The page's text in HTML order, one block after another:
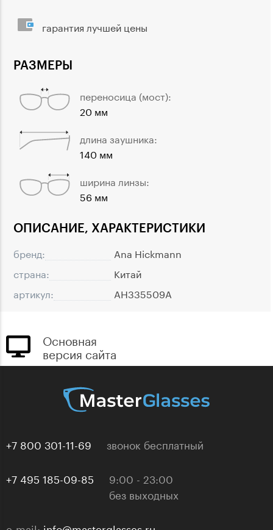
ОПИСАНИЕ, ХАРАКТЕРИСТИКИ
бренд:
Ana Hickmann
страна:
Китай
артикул:
AH335509A
РАЗМЕРЫ
переносица (мост):
20 мм
длина заушника:
140 мм
ширина линзы:
56 мм
гарантия лучшей цены
Основная
версия сайта
+7 800 301-11-69 звонок бесплатный
+7 495 185-09-85
9:00 - 23:00
без выходных